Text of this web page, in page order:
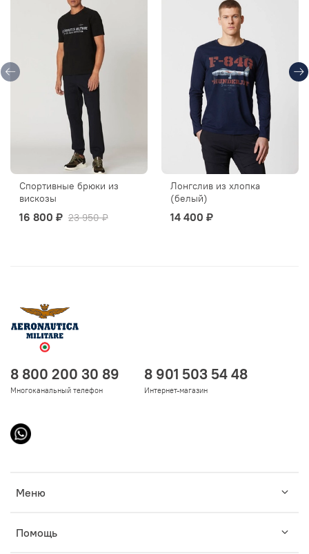
Спортивные брюки из
вискозы
16 800 ₽ 23 950 ₽
Лонгслив из хлопка
(белый)
14 400 ₽
Меню
Помощь
8 800 200 30 89
Многоканальный телефон
8 901 503 54 48
Интернет-магазин